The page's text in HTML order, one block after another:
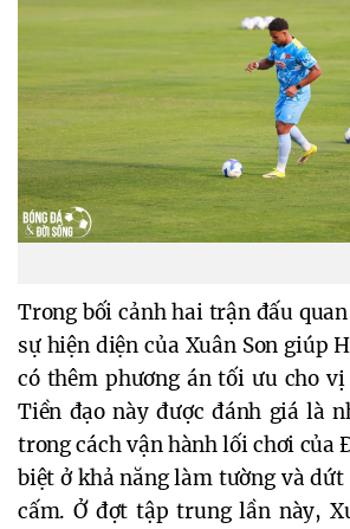
Trong bối cảnh hai trận đấu
sự hiện diện của Xuân Son giúp
có thêm phương án tối ưu cho
Tiền đạo này được đánh giá là
trong cách vận hành lối chơi của
biệt ở khả năng làm tường và
cấm. Ở đợt tập trung lần này,